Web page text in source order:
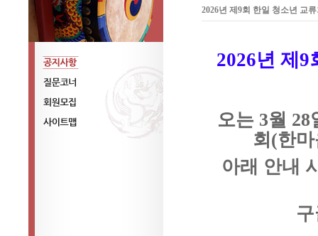
공지사항
질문코너
회원모집
2026년 제9회 한일 청소년 교
2026년 제
오는 3월
회(한
아래 안내